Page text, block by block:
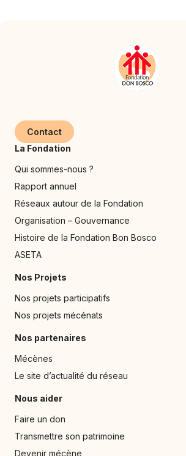
Contact
La Fondation
Qui sommes-nous ?
Rapport annuel
Réseaux autour de la Fondation
Organisation – Gouvernance
Histoire de la Fondation Bon Bosco
ASETA
Nos Projets
Nos projets participatifs
Nos projets mécénats
Nos partenaires
Mécènes
Le site d’actualité du réseau
Nous aider
Faire un don
Transmettre son patrimoine
Devenir mécène